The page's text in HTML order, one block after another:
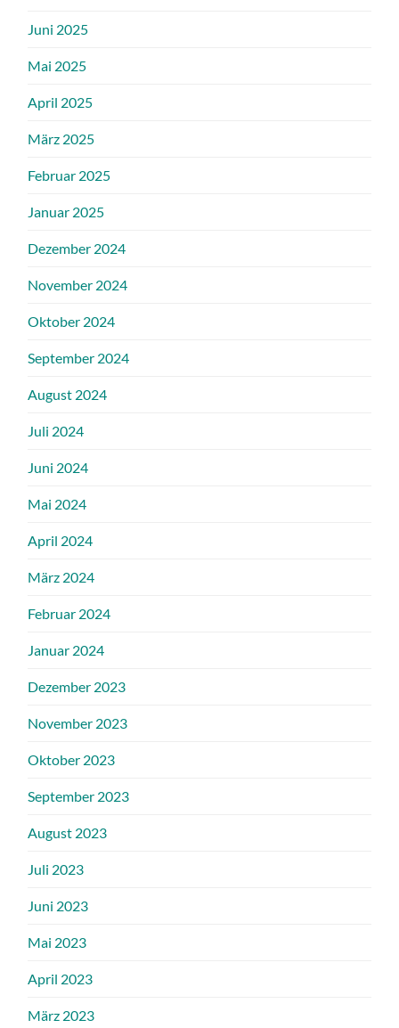
Juni 2025
Mai 2025
April 2025
März 2025
Februar 2025
Januar 2025
Dezember 2024
November 2024
Oktober 2024
September 2024
August 2024
Juli 2024
Juni 2024
Mai 2024
April 2024
März 2024
Februar 2024
Januar 2024
Dezember 2023
November 2023
Oktober 2023
September 2023
August 2023
Juli 2023
Juni 2023
Mai 2023
April 2023
März 2023